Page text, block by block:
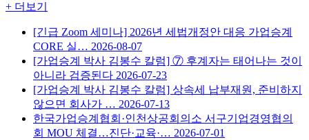
+ 더보기
[긴급 Zoom 세미나] 2026년 세법개정안 대응 가업승계
CORE 실… 2026-08-07
[가업승계 박사 김봉수 칼럼] ⑦ 후계자는 태어나는 것이
아니라 검증된다 2026-07-23
[가업승계 박사 김봉수 칼럼] 상속세 납부재원, 준비하지
않으면 회사가 … 2026-07-13
한국가업승계협회·인천상공회의소 서구기업경영협의
회 MOU 체결…진단·교육·… 2026-07-01